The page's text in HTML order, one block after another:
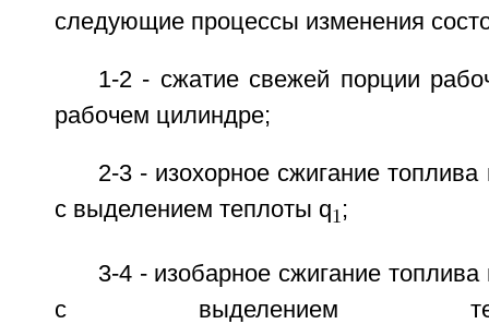
следующие процессы изменения
1-2 - сжатие свежей порции
рабочем цилиндре;
2-3 - изохорное сжигание
с выделением теплоты q1;
3-4 - изобарное сжигание
с выделением